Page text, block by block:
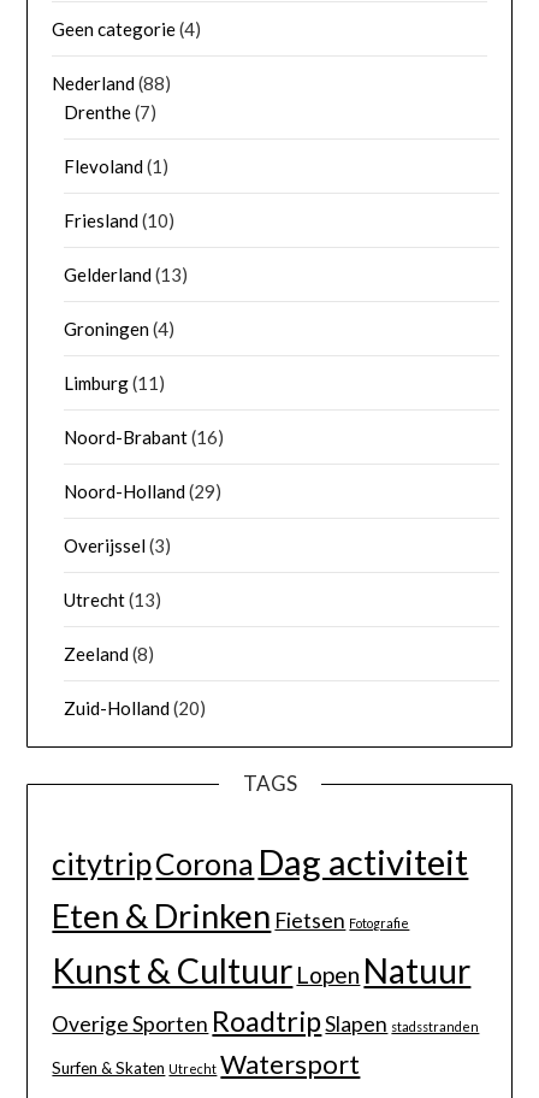
Geen categorie(4)
Nederland(88)
Drenthe(7)
Flevoland(1)
Friesland(10)
Gelderland(13)
Groningen(4)
Limburg(11)
Noord-Brabant(16)
Noord-Holland(29)
Overijssel(3)
Utrecht(13)
Zeeland(8)
Zuid-Holland(20)
TAGS
citytripCorona Dag activiteit
Eten & Drinken Fietsen Fotografie
Kunst & Cultuur Lopen Natuur
Overige Sporten RoadtripSlapen stadsstranden
Surfen & Skaten Utrecht Watersport